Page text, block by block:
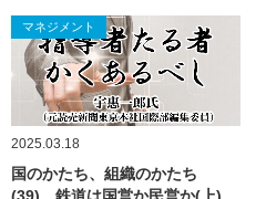
マネジメント
2025.03.18
国のかたち、組織のかたち
(39) 鉄道は国営か民営か(上)